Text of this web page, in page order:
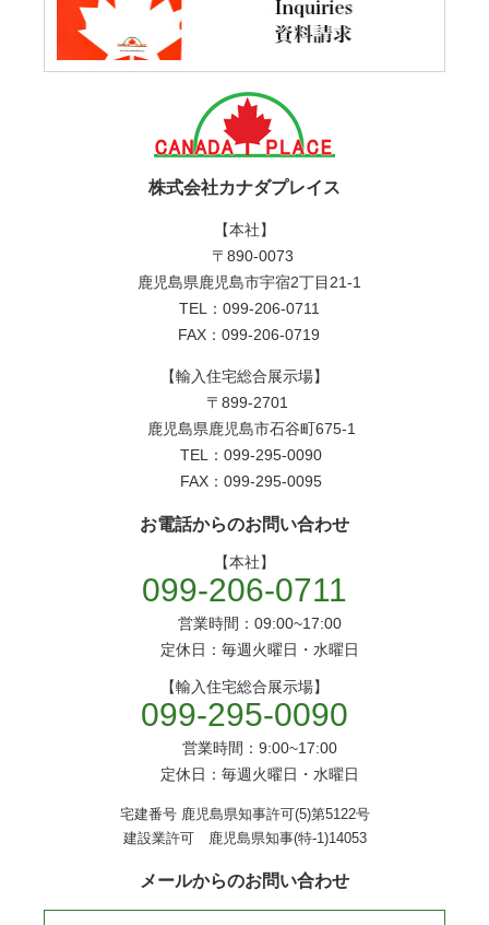
株式会社カナダプレイス
【本社】
〒890-0073
鹿児島県鹿児島市宇宿2丁目21-1
TEL：099-206-0711
FAX：099-206-0719
【輸入住宅総合展示場】
〒899-2701
鹿児島県鹿児島市石谷町675-1
TEL：099-295-0090
FAX：099-295-0095
お電話からのお問い合わせ
【本社】
099-206-0711
営業時間：09:00~17:00
定休日：毎週火曜日・水曜日
【輸入住宅総合展示場】
099-295-0090
営業時間：9:00~17:00
定休日：毎週火曜日・水曜日
宅建番号 鹿児島県知事許可(5)第5122号
建設業許可 鹿児島県知事(特-1)14053
メールからのお問い合わせ